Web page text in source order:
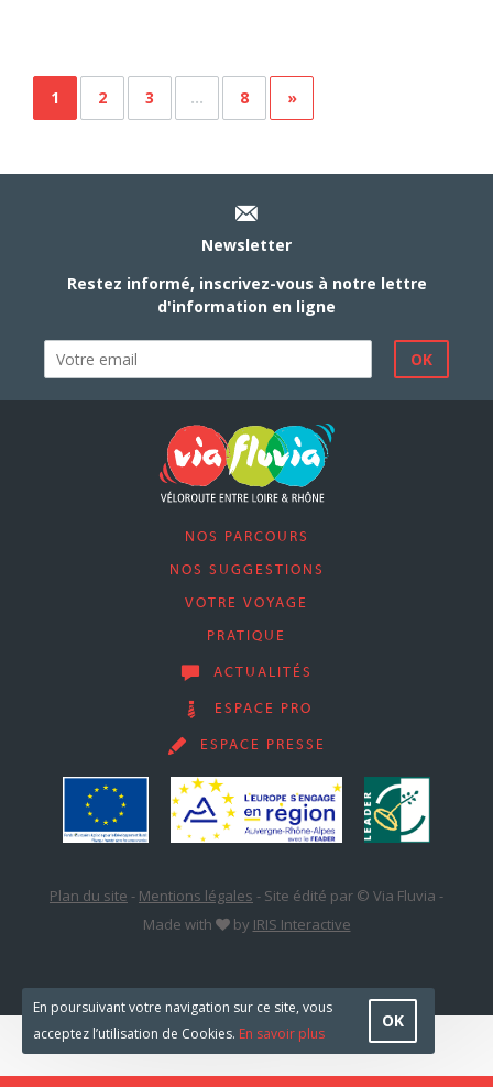
1 2 3 … 8 »
Newsletter
Restez informé, inscrivez-vous à notre lettre
d'information en ligne
NOS PARCOURS
NOS SUGGESTIONS
VOTRE VOYAGE
PRATIQUE
ACTUALITÉS
ESPACE PRO
ESPACE PRESSE
Plan du site - Mentions légales - Site édité par © Via Fluvia -
Made with
by IRIS Interactive
En poursuivant votre navigation sur ce site, vous
acceptez l’utilisation de Cookies. En savoir plus
OK